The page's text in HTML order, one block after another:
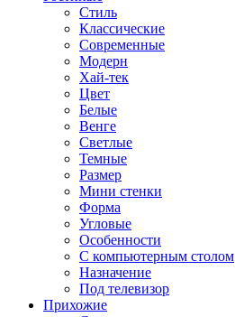
Стиль
Классические
Современные
Модерн
Хай-тек
Цвет
Белые
Венге
Светлые
Темные
Размер
Мини стенки
Форма
Угловые
Особенности
С компьютерным столом
Назначение
Под телевизор
Прихожие